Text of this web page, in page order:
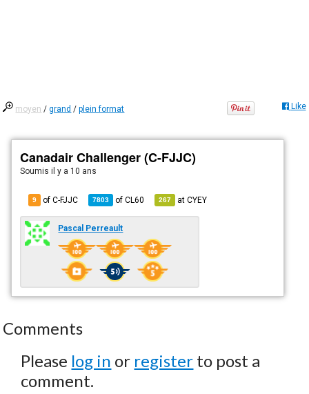
moyen /grand /plein format Like
Canadair Challenger (C-FJJC)
Soumisil y a 10 ans
9 of C-FJJC 7803 ofCL60 267 atCYEY
Pascal Perreault
Comments
Please log in or register to post a
comment.